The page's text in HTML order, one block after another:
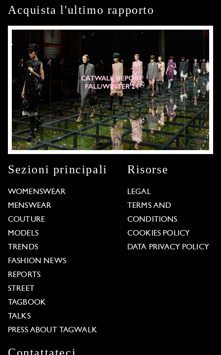
Acquista l'ultimo rapporto
Sezioni principali
WOMENSWEAR
MENSWEAR
COUTURE
MODELS
TRENDS
FASHION NEWS
REPORTS
STREET
TAGBOOK
TALKS
PRESS ABOUT TAGWALK
Risorse
LEGAL
TERMS AND
CONDITIONS
COOKIES POLICY
DATA PRIVACY POLICY
Contattateci